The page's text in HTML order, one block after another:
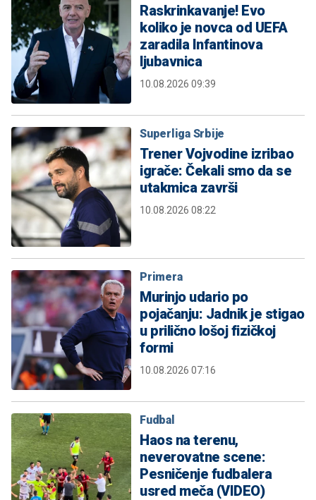
Raskrinkavanje! Evo
koliko je novca od UEFA
zaradila Infantinova
ljubavnica
10.08.2026 09:39
Superliga Srbije
Trener Vojvodine izribao
igrače: Čekali smo da se
utakmica završi
10.08.2026 08:22
Primera
Murinjo udario po
pojačanju: Jadnik je stigao
u prilično lošoj fizičkoj
formi
10.08.2026 07:16
Fudbal
Haos na terenu,
neverovatne scene:
Pesničenje fudbalera
usred meča (VIDEO)